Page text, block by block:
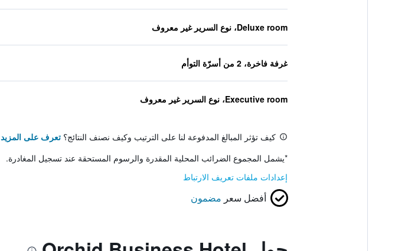
Deluxe room، نوع السرير غير معروف
غرفة فاخرة، 2 من أسرّة التوأم
Executive room، نوع السرير غير معروف
كيف تؤثر المبالغ المدفوعة لنا على الترتيب وكيف نصنف النتائج؟ تعرف على المزيد
*يشمل المجموع الضرائب المحلية المقدرة والرسوم المستحقة عند تسجيل المغادرة.
إعدادات ملفات تعريف الارتباط
أفضل سعر مضمون